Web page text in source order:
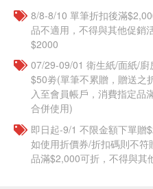
8/8-8/10 單筆折扣後滿
品不適用，不得與其他促銷
$2000
07/29-09/01 衛生紙/面紙/
$50劵(單筆不累贈，贈送之
入至會員帳戶，消費指定品
合併使用)
即日起-9/1 不限金額下單贈
如使用折價券/折扣碼則不
品滿$2,000可折，不得與其